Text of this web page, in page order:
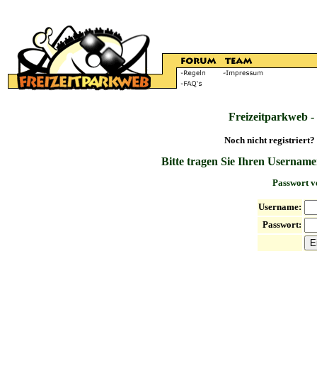
Freizeitparkweb
Noch nicht registriert?
Bitte tragen Sie Ihren
Passwort
Username:
Passwort: